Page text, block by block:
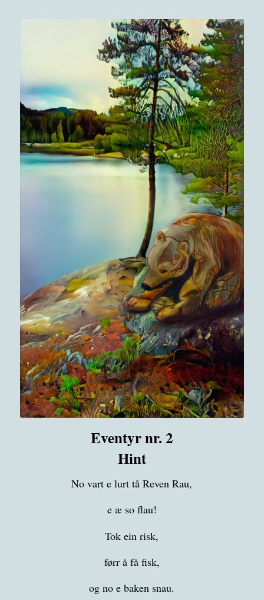
Eventyr nr. 2
Hint
No vart e lurt tå Reven Rau,
e æ so flau!
Tok ein risk,
førr å få fisk,
og no e baken snau.